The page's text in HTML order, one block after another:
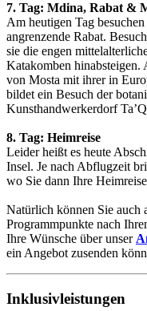
7. Tag: Mdina, Rabat &
Am heutigen Tag
angrenzende Rabat.
sie die engen
Katakomben hinabsteigen.
von Mosta mit ihrer in
bildet ein Besuch der
Kunsthandwerkerdorf
8. Tag: Heimreise
Leider heißt es heute
Insel. Je nach Abflugzeit
wo Sie dann Ihre
Natürlich können Sie auch
Programmpunkte nach
Ihre Wünsche über unser
ein Angebot zusenden
Inklusivleistungen